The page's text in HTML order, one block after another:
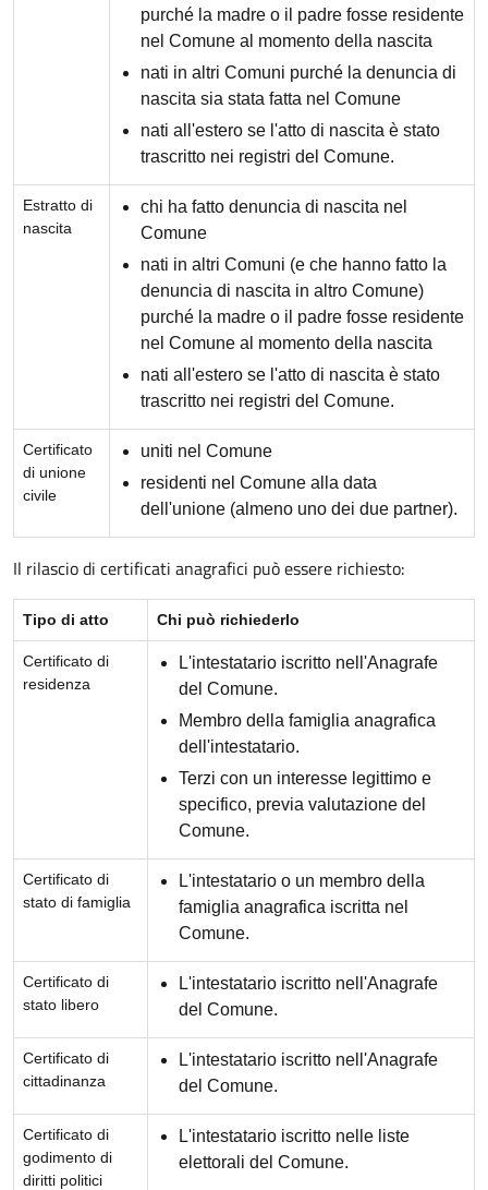
purché la madre o il padre fosse residente
nel Comune al momento della nascita
nati in altri Comuni purché la denuncia di
nascita sia stata fatta nel Comune
nati all'estero se l'atto di nascita è stato
trascritto nei registri del Comune.
Estratto di
nascita
chi ha fatto denuncia di nascita nel
Comune
nati in altri Comuni (e che hanno fatto la
denuncia di nascita in altro Comune)
purché la madre o il padre fosse residente
nel Comune al momento della nascita
nati all'estero se l'atto di nascita è stato
trascritto nei registri del Comune.
Certificato
di unione
civile
uniti nel Comune
residenti nel Comune alla data
dell'unione (almeno uno dei due partner).
Il rilascio di certificati anagrafici può essere richiesto:
Tipo di atto Chi può richiederlo
Certificato di
residenza
L'intestatario iscritto nell'Anagrafe
del Comune.
Membro della famiglia anagrafica
dell'intestatario.
Terzi con un interesse legittimo e
specifico, previa valutazione del
Comune.
Certificato di
stato di famiglia
L'intestatario o un membro della
famiglia anagrafica iscritta nel
Comune.
Certificato di
stato libero
L'intestatario iscritto nell'Anagrafe
del Comune.
Certificato di
cittadinanza
L'intestatario iscritto nell'Anagrafe
del Comune.
Certificato di
godimento di
diritti politici
L'intestatario iscritto nelle liste
elettorali del Comune.